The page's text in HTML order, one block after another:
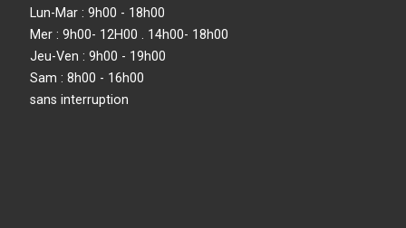
Lun-Mar : 9h00 - 18h00
Mer : 9h00- 12H00 . 14h00- 18h00
Jeu-Ven : 9h00 - 19h00
Sam : 8h00 - 16h00
sans interruption